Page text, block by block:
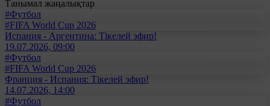
Танымал жаңалықтар
#Футбол
#FIFA World Cup 2026
Испания - Аргентина: Тікелей эфир!
19.07.2026, 09:00
#Футбол
#FIFA World Cup 2026
Франция - Испания: Тікелей эфир!
14.07.2026, 14:00
#Футбол